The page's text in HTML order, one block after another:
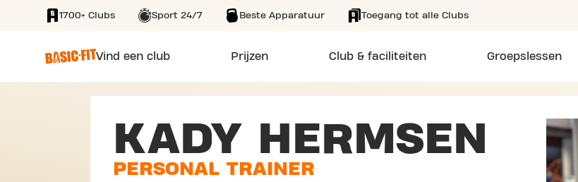
SKIP TO MAIN CONTENT
1700+ Clubs Sport 24/7 Beste Apparatuur Toegang tot alle Clubs
Vind een club Prijzen Club & faciliteiten Groepslessen
KADY HERMSEN
PERSONAL TRAINER